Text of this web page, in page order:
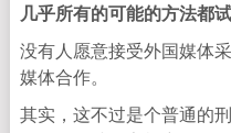
几乎所有的可能的方法都
没有人愿意接受外国媒体
媒体合作。
其实，这不过是个普通的